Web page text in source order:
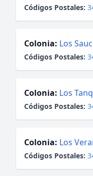
Códigos Postales:
Colonia: Los
Códigos Postales:
Colonia: Los
Códigos Postales:
Colonia: Los
Códigos Postales: